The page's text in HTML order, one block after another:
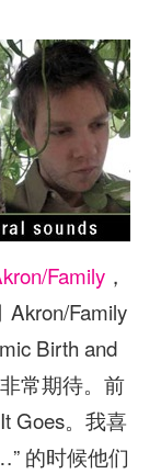
Family ，
Akron/Family
Birth and
常期待。前
Goes。我喜
的时候他们